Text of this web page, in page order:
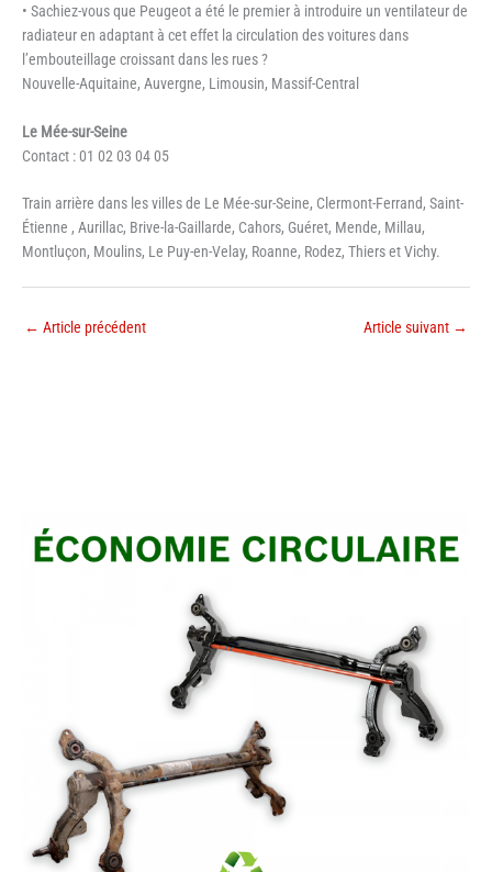
• Sachiez-vous que Peugeot a été le premier à introduire un ventilateur de
radiateur en adaptant à cet effet la circulation des voitures dans
l’embouteillage croissant dans les rues ?
Nouvelle-Aquitaine, Auvergne, Limousin, Massif-Central
Le Mée-sur-Seine
Contact : 01 02 03 04 05
Train arrière dans les villes de Le Mée-sur-Seine, Clermont-Ferrand, Saint-
Étienne , Aurillac, Brive-la-Gaillarde, Cahors, Guéret, Mende, Millau,
Montluçon, Moulins, Le Puy-en-Velay, Roanne, Rodez, Thiers et Vichy.
← Article précédent Article suivant →